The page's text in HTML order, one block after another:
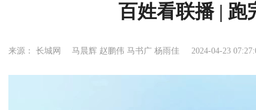
百姓看联播 | 跑
来源： 长城网 马晨辉 赵鹏伟 马书广 杨雨佳 2024-04-23